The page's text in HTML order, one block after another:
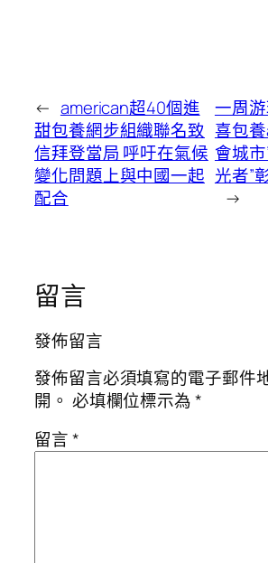
← american超40個進
甜包養網步組織聯名致
信拜登當局 呼吁在氣候
變化問題上與中國一起
配合
一周
喜包
會城市
光者”
→
留言
發佈留言
發佈留言必須填寫的電子郵件
開。 必填欄位標示為*
留言*